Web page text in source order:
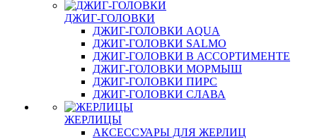
ДЖИГ-ГОЛОВКИ
ДЖИГ-ГОЛОВКИ AQUA
ДЖИГ-ГОЛОВКИ SALMO
ДЖИГ-ГОЛОВКИ В АССОРТИМЕНТЕ
ДЖИГ-ГОЛОВКИ МОРМЫШ
ДЖИГ-ГОЛОВКИ ПИРС
ДЖИГ-ГОЛОВКИ СЛАВА
ЖЕРЛИЦЫ
АКСЕССУАРЫ ДЛЯ ЖЕРЛИЦ